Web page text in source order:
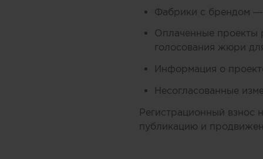
Фабрики с брендом
Оплаченные проекты
голосования жюри
Информация о
Несогласованные
Регистрационный взнос
публикацию и